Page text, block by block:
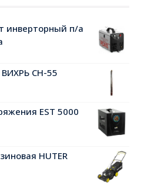
инверторный п/а
СН-55
EST 5000
HUTER